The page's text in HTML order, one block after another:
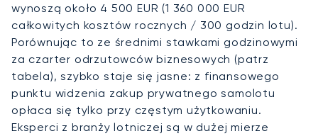
wynoszą około 4 500 EUR (1 360 000 EUR
całkowitych kosztów rocznych / 300 godzin lotu).
Porównując to ze średnimi stawkami godzinowymi
za czarter odrzutowców biznesowych (patrz
tabela), szybko staje się jasne: z finansowego
punktu widzenia zakup prywatnego samolotu
opłaca się tylko przy częstym użytkowaniu.
Eksperci z branży lotniczej są w dużej mierze